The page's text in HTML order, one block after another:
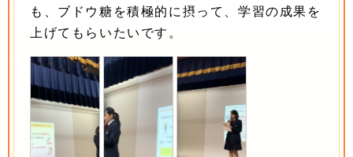
も、ブドウ糖を積極的に摂って、学習の成果を
上げてもらいたいです。